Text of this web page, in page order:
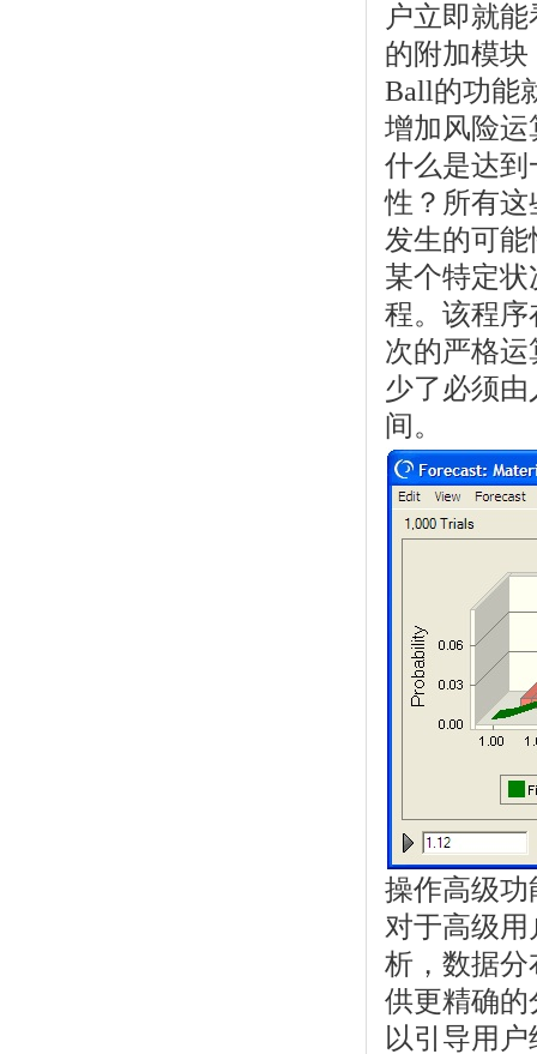
户立即就
的附加模块
Ball的功能
增加风险
什么是达
性？所有
发生的可
某个特定
程。该程
次的严格
少了必须
间。
操作高级功
对于高级
析，数据
供更精确的
以引导用